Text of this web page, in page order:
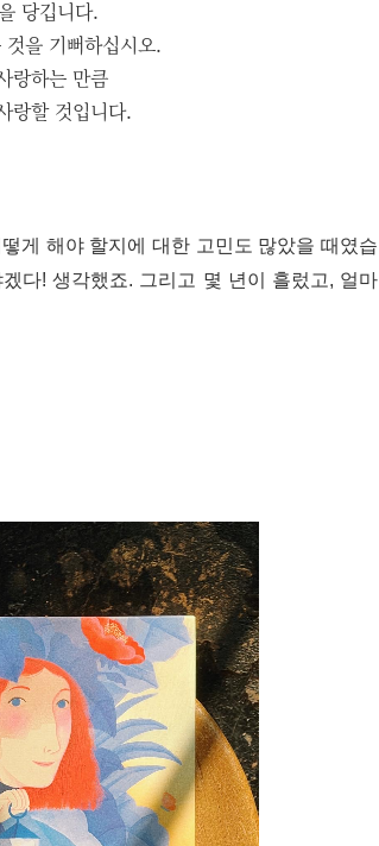
당깁니다.
을 기뻐하십시오.
랑하는 만큼
랑할 것입니다.
게 해야 할지에 대한 고민도 많았을 때였습
다! 생각했죠. 그리고 몇 년이 흘렀고, 얼마